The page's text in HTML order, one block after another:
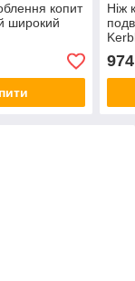
копит
широкий
Ніж
974